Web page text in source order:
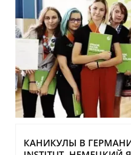
КАНИКУЛЫ В